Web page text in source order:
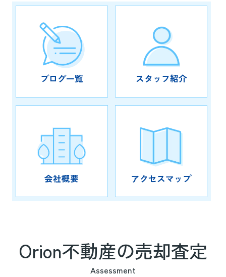
3990万円
物件詳細へ
2026.07.16
相場の目安と予算の立て方を...
沖縄市で新築戸建ての購入を本格的に
検討し始めると、まず気になるのが相
場ではないでしょうか。同じ沖縄市内
でも、中心部と郊外、さらに海に近い
エリアなどによって、新築戸建ての価
格帯は大きく変わります。とはい...
【新着物件紹介】
グラファーレうるま市勝連平安名４期
ブログ一覧 スタッフ紹介
会社概要 アクセスマップ
Orion不動産の売却査定
Assessment